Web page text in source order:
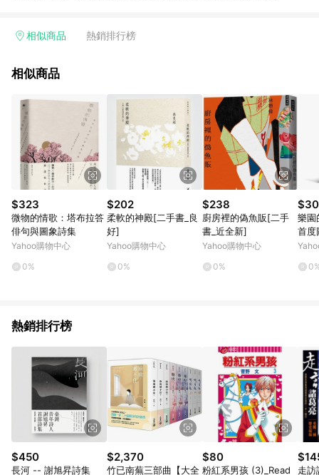
黃金鑽飾/精品相關/3C數位(含周邊)/家電視聽/運動戶外/母嬰用
饋%」，將於訂單成立後由「LINE購物通知」之官方帳號訊息通
依LINE購物網站訂單成立通知為準。​​ (5)LINE購物設有「單一商
品最高回饋點數」機制 (部分時段開放「回饋無上限」)，以同一
訂單中同一商品不論件數計算，請依訂單成立當下LINE購物的回
饋機制為準。
相似商品 熱銷排行榜
相似商品
$323
微物的情歌：塔布拉答
俳句與圖象詩集
Yahoo購物中心
0%
$202
柔軟的神殿[二手書_良
好]
Yahoo購物中心
0%
$238
廚房裡的偽魚販[二手
書_近全新]
Yahoo購物中心
0%
樂園
首度
家出
近全
熱銷排行榜
$450
長河 -- 謝旭昇詩集
$2,370
竹已南蕪三部曲【大全
$80
粉紅系男孩 (3)_Read 走訪